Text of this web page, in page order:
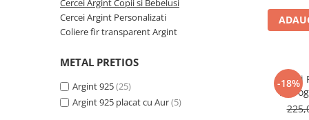
Cadouri pentru Absolvire
Profesoare
Cercei din aur
Bijuterii Profesii
Bijuterii Pasiuni & Hobby
Bijuterii Tematice Sport
Bijuterii personalizate cu poza
Cercei Argint Copii si Bebelusi
Cercei Argint Personalizati
Coliere fir transparent Argint
METAL PRETIOS
Argint 925(25)
Argint 925 placat cu Aur(5)
-18%
Cercei